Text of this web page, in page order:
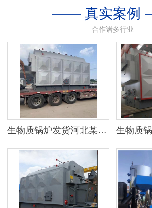
—— 真实案例
合作诸多行业
生物质锅炉发货河北某地区